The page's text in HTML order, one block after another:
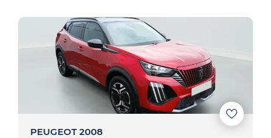
PEUGEOT 2008